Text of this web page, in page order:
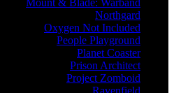
Mount & Blade: Warband
Northgard
Oxygen Not Included
People Playground
Planet Coaster
Prison Architect
Project Zomboid
Ravenfield